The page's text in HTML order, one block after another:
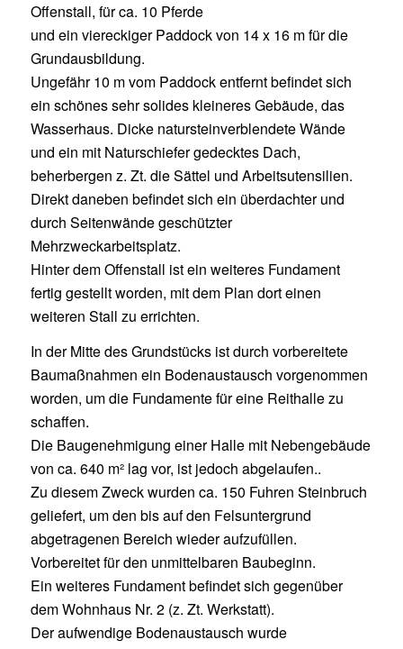
Offenstall, für ca. 10 Pferde
und ein viereckiger Paddock von 14 x 16 m für die
Grundausbildung.
Ungefähr 10 m vom Paddock entfernt befindet sich
ein schönes sehr solides kleineres Gebäude, das
Wasserhaus. Dicke natursteinverblendete Wände
und ein mit Naturschiefer gedecktes Dach,
beherbergen z. Zt. die Sättel und Arbeitsutensilien.
Direkt daneben befindet sich ein überdachter und
durch Seitenwände geschützter
Mehrzweckarbeitsplatz.
Hinter dem Offenstall ist ein weiteres Fundament
fertig gestellt worden, mit dem Plan dort einen
weiteren Stall zu errichten.
In der Mitte des Grundstücks ist durch vorbereitete
Baumaßnahmen ein Bodenaustausch vorgenommen
worden, um die Fundamente für eine Reithalle zu
schaffen.
Die Baugenehmigung einer Halle mit Nebengebäude
von ca. 640 m² lag vor, ist jedoch abgelaufen..
Zu diesem Zweck wurden ca. 150 Fuhren Steinbruch
geliefert, um den bis auf den Felsuntergrund
abgetragenen Bereich wieder aufzufüllen.
Vorbereitet für den unmittelbaren Baubeginn.
Ein weiteres Fundament befindet sich gegenüber
dem Wohnhaus Nr. 2 (z. Zt. Werkstatt).
Der aufwendige Bodenaustausch wurde